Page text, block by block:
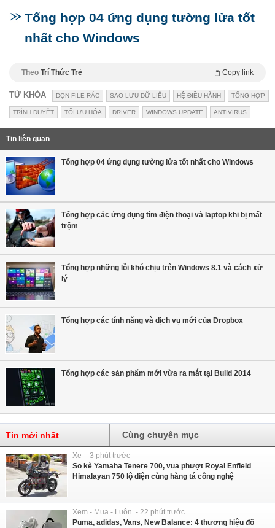
Tổng hợp 04 ứng dụng tường lửa tốt
nhất cho Windows
Theo Trí Thức Trẻ Copy link
TỪ KHÓA DỌN FILE RÁC SAO LƯU DỮ LIỆU HỆ ĐIỀU HÀNH TỔNG HỢP
TRÌNH DUYỆT TỐI ƯU HÓA DRIVER WINDOWS UPDATE ANTIVIRUS
Tin liên quan
Tổng hợp 04 ứng dụng tường lửa tốt nhất cho Windows
Tổng hợp các ứng dụng tìm điện thoại và laptop khi bị mất
trộm
Tổng hợp những lỗi khó chịu trên Windows 8.1 và cách xử
lý
Tổng hợp các tính năng và dịch vụ mới của Dropbox
Tổng hợp các sản phẩm mới vừa ra mắt tại Build 2014
Tin mới nhất Cùng chuyên mục
Xe - 3 phút trước
So kè Yamaha Tenere 700, vua phượt Royal Enfield
Himalayan 750 lộ diện cùng hàng tá công nghệ
Xem - Mua - Luôn - 22 phút trước
Puma, adidas, Vans, New Balance: 4 thương hiệu đồ